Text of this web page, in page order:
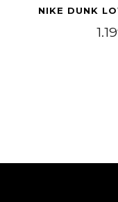
NIKE DUNK